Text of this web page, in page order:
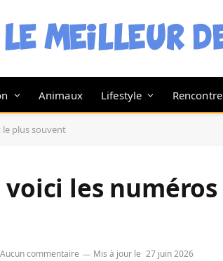
Animaux Lifestyle Rencontre
plus souvent
les numéros
Aucun commentaire Mis à jour le 27 juin 2026